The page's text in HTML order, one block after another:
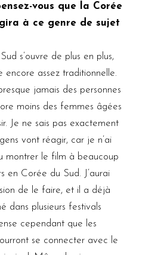
vous que la Corée
à ce genre de sujet
s’ouvre de plus en plus,
encore assez traditionnelle.
jamais des personnes
moins des femmes âgées
Je ne sais pas exactement
vont réagir, car je n’ai
montrer le film à beaucoup
en Corée du Sud. J’aurai
de le faire, et il a déjà
dans plusieurs festivals
cependant que les
se connecter avec le